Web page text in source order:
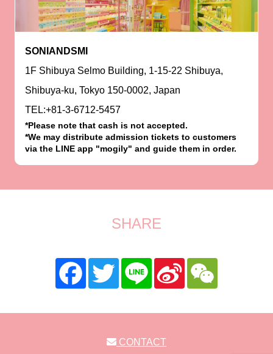
SONIANDSMI
1F Shibuya Selmo Building, 1-15-22 Shibuya,
Shibuya-ku, Tokyo 150-0002, Japan
TEL:+81-3-6712-5457
*Please note that cash is not accepted.
*We may distribute admission tickets to customers
via the LINE app "mogily" and guide them in order.
SHARE
CONTACT